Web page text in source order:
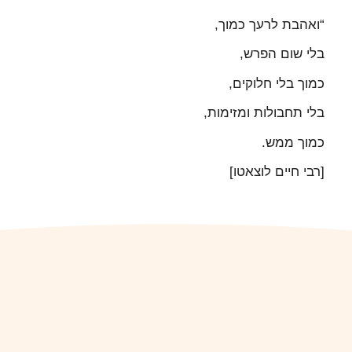
“ואהבת לרעך כמוך,
בלי שום הפרש,
כמוך בלי חלוקים,
בלי תחבולות ומזימות,
כמוך ממש.
[רבי חיים לוצאטו]